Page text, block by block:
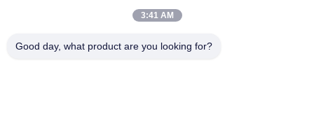
Σωλήνας 431 από ανοξείδωτο χάλυβα ψυχρής έλξης
3:41 AM
Good day, what product are you looking for?